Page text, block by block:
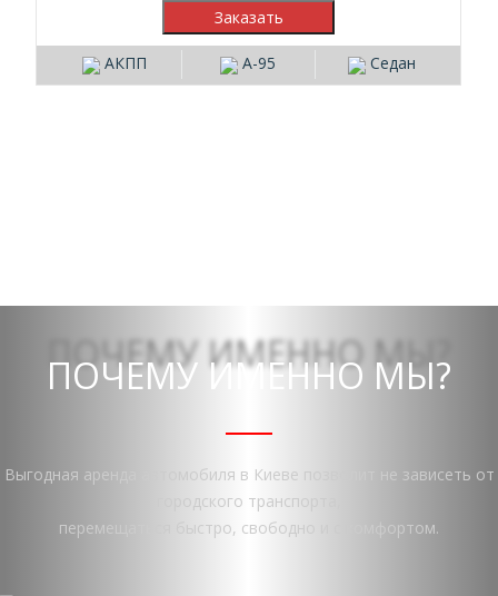
АКПП А-95 Седан
ПОЧЕМУ ИМЕННО МЫ?
Выгодная аренда автомобиля в Киеве позволит не зависеть от
городского транспорта,
перемещаться быстро, свободно и с комфортом.